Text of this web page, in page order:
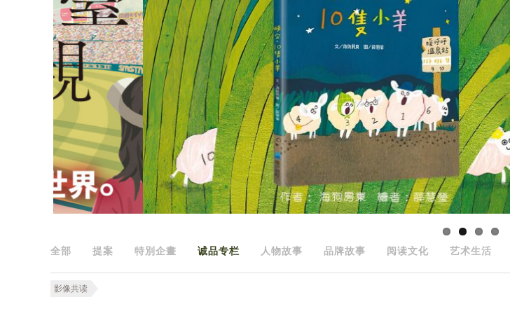
全部 提案 特別企畫 诚品专栏 人物故事 品牌故事 阅读文化 艺术生活
影像共读